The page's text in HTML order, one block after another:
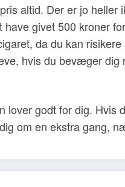
altid. Der er jo
givet 500 kroner
da du kan
hvis du bevæger
lover godt for dig.
om en ekstra gang,